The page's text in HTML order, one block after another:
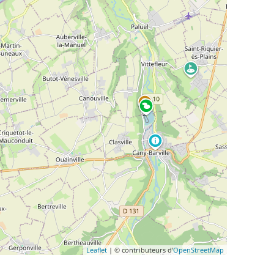
Leaflet| © contributeurs d'OpenStreetMap